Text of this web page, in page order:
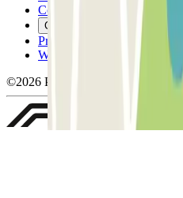
Cookiebeleid
Cookies beheren
Privacybeleid
Whistleblowing
©2026 Parclick. All rights reserved